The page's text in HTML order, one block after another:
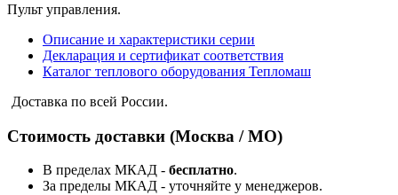
Пульт управления.
Описание и характеристики серии
Декларация и сертификат соответствия
Каталог теплового оборудования Тепломаш
Доставка по всей России.
Стоимость доставки (Москва / МО)
В пределах МКАД - бесплатно.
За пределы МКАД - уточняйте у менеджеров.